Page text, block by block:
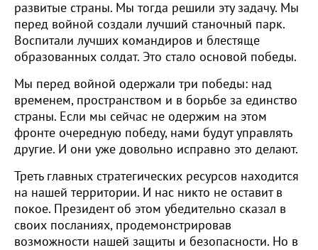
развитые страны. Мы тогда решили эту задачу. Мы
перед войной создали лучший станочный парк.
Воспитали лучших командиров и блестяще
образованных солдат. Это стало основой победы.
Мы перед войной одержали три победы: над
временем, пространством и в борьбе за единство
страны. Если мы сейчас не одержим на этом
фронте очередную победу, нами будут управлять
другие. И они уже довольно исправно это делают.
Треть главных стратегических ресурсов находится
на нашей территории. И нас никто не оставит в
покое. Президент об этом убедительно сказал в
своих посланиях, продемонстрировав
возможности нашей защиты и безопасности. Но в